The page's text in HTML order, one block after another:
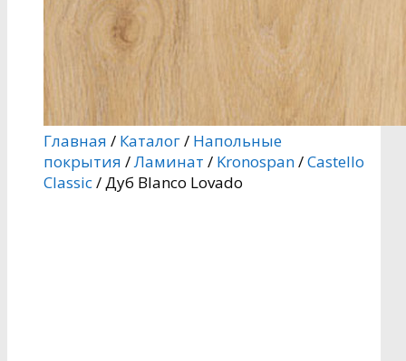
Главная / Каталог/ Напольные
покрытия /Ламинат / Kronospan/Castello
Classic/ Дуб Blanco Lovado